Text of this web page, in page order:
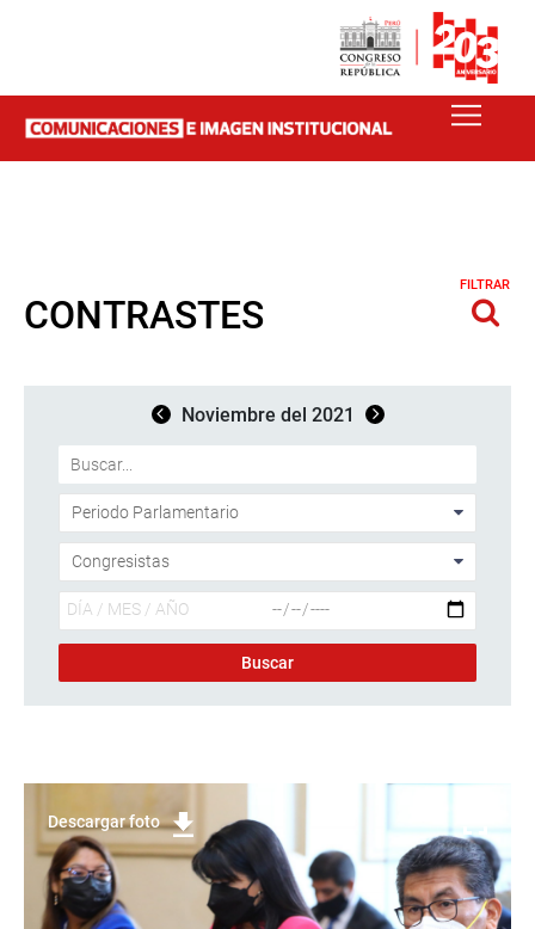
CONTRASTES
FILTRAR
Noviembre del 2021
Descargar foto